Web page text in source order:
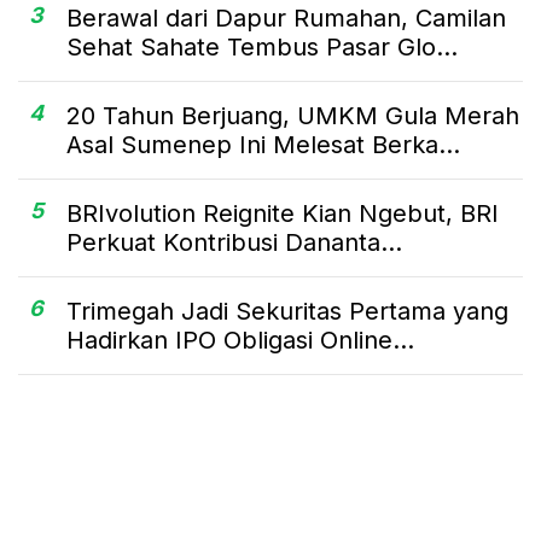
3
Berawal dari Dapur Rumahan, Camilan
Sehat Sahate Tembus Pasar Glo...
4
20 Tahun Berjuang, UMKM Gula Merah
Asal Sumenep Ini Melesat Berka...
5
BRIvolution Reignite Kian Ngebut, BRI
Perkuat Kontribusi Dananta...
6
Trimegah Jadi Sekuritas Pertama yang
Hadirkan IPO Obligasi Online...